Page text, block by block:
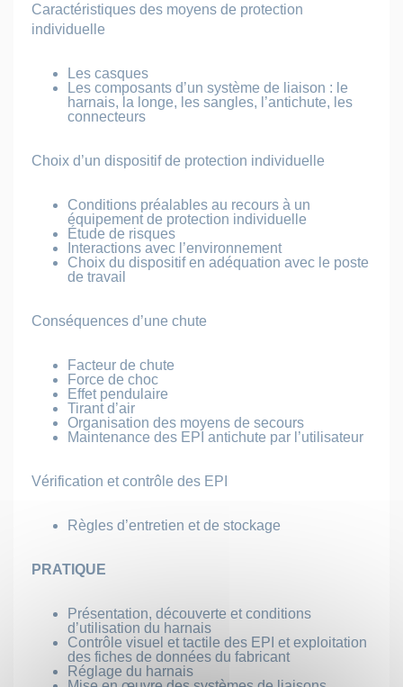
Caractéristiques des moyens de protection
individuelle
Les casques
Les composants d’un système de liaison : le
harnais, la longe, les sangles, l’antichute, les
connecteurs
Choix d’un dispositif de protection individuelle
Conditions préalables au recours à un
équipement de protection individuelle
Étude de risques
Interactions avec l’environnement
Choix du dispositif en adéquation avec le poste
de travail
Conséquences d’une chute
Facteur de chute
Force de choc
Effet pendulaire
Tirant d’air
Organisation des moyens de secours
Maintenance des EPI antichute par l’utilisateur
Vérification et contrôle des EPI
Règles d’entretien et de stockage
PRATIQUE
Présentation, découverte et conditions
d’utilisation du harnais
Contrôle visuel et tactile des EPI et exploitation
des fiches de données du fabricant
Réglage du harnais